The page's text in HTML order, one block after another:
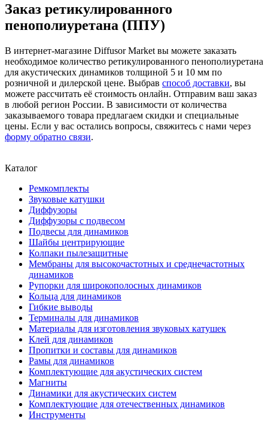
Заказ ретикулированного
пенополиуретана (ППУ)
В интернет-магазине Diffusor Market вы можете заказать
необходимое количество ретикулированного пенополиуретана
для акустических динамиков толщиной 5 и 10 мм по
розничной и дилерской цене. Выбрав способ доставки, вы
можете рассчитать её стоимость онлайн. Отправим ваш заказ
в любой регион России. В зависимости от количества
заказываемого товара предлагаем скидки и специальные
цены. Если у вас остались вопросы, свяжитесь с нами через
форму обратно связи.
Каталог
Ремкомплекты
Звуковые катушки
Диффузоры
Диффузоры с подвесом
Подвесы для динамиков
Шайбы центрирующие
Колпаки пылезащитные
Мембраны для высокочастотных и среднечастотных
динамиков
Рупорки для широкополосных динамиков
Кольца для динамиков
Гибкие выводы
Терминалы для динамиков
Материалы для изготовления звуковых катушек
Клей для динамиков
Пропитки и составы для динамиков
Рамы для динамиков
Комплектующие для акустических систем
Магниты
Динамики для акустических систем
Комплектующие для отечественных динамиков
Инструменты